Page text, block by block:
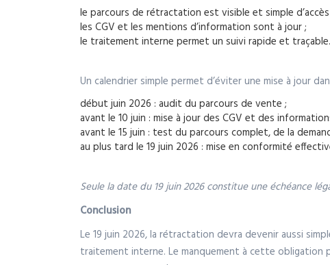
le parcours de rétractation est visible et simple
les CGV et les mentions d’information sont à jour ;
le traitement interne permet un suivi rapide et traçable.
Un calendrier simple permet d’éviter une mise à jour
début juin 2026 : audit du parcours de vente ;
avant le 10 juin : mise à jour des CGV et des
avant le 15 juin : test du parcours complet, de la
au plus tard le 19 juin 2026 : mise en conformité
Seule la date du 19 juin 2026 constitue une échéance
Conclusion
Le 19 juin 2026, la rétractation devra devenir aussi
traitement interne. Le manquement à cette